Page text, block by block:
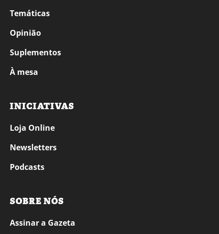
Temáticas
Opinião
Suplementos
À mesa
INICIATIVAS
Loja Online
Newsletters
Podcasts
SOBRE NÓS
Assinar a Gazeta